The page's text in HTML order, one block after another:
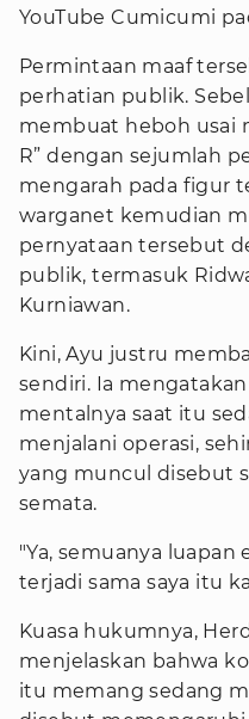
YouTube Cumicumi
Permintaan maaf
perhatian publik.
membuat heboh usai
R” dengan sejumlah
mengarah pada figur
warganet kemudian
pernyataan tersebut
publik, termasuk
Kurniawan.
Kini, Ayu justru
sendiri. Ia
mentalnya saat itu
menjalani operasi,
yang muncul disebut
semata.
"Ya, semuanya luapan
terjadi sama saya itu
Kuasa hukumnya,
menjelaskan bahwa
itu memang sedang